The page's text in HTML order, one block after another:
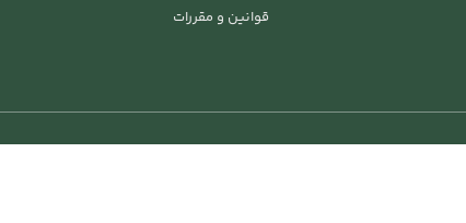
قوانین و مقررات